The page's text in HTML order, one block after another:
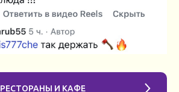
РЕСТОРАНЫ И КАФЕ